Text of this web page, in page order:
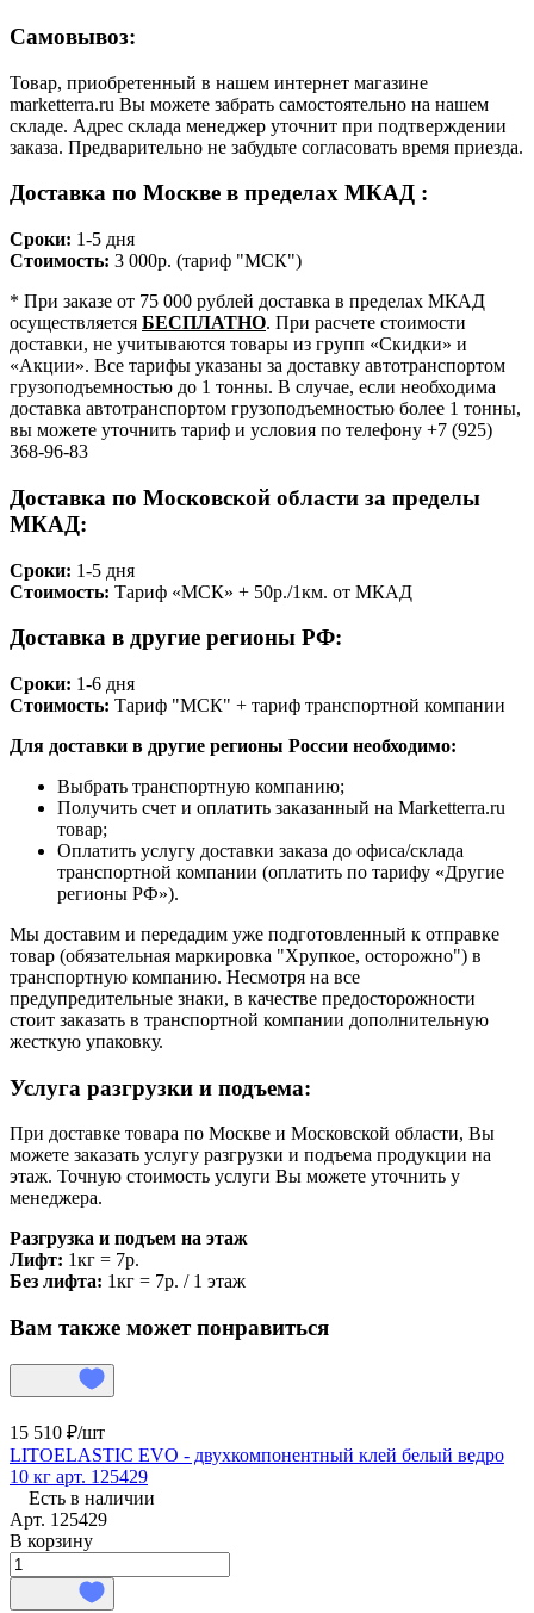
Самовывоз:
Товар, приобретенный в нашем интернет магазине
marketterra.ru Вы можете забрать самостоятельно на нашем
складе. Адрес склада менеджер уточнит при подтверждении
заказа. Предварительно не забудьте согласовать время приезда.
Доставка по Москве в пределах МКАД :
Сроки: 1-5 дня
Стоимость: 3 000р. (тариф "МСК")
* При заказе от 75 000 рублей доставка в пределах МКАД
осуществляется БЕСПЛАТНО. При расчете стоимости
доставки, не учитываются товары из групп «Скидки» и
«Акции». Все тарифы указаны за доставку автотранспортом
грузоподъемностью до 1 тонны. В случае, если необходима
доставка автотранспортом грузоподъемностью более 1 тонны,
вы можете уточнить тариф и условия по телефону +7 (925)
368-96-83
Доставка по Московской области за пределы
МКАД:
Сроки: 1-5 дня
Стоимость: Тариф «МСК» + 50р./1км. от МКАД
Доставка в другие регионы РФ:
Сроки: 1-6 дня
Стоимость: Тариф "МСК" + тариф транспортной компании
Для доставки в другие регионы России необходимо:
Выбрать транспортную компанию;
Получить счет и оплатить заказанный на Marketterra.ru
товар;
Оплатить услугу доставки заказа до офиса/склада
транспортной компании (оплатить по тарифу «Другие
регионы РФ»).
Мы доставим и передадим уже подготовленный к отправке
товар (обязательная маркировка "Хрупкое, осторожно") в
транспортную компанию. Несмотря на все
предупредительные знаки, в качестве предосторожности
стоит заказать в транспортной компании дополнительную
жесткую упаковку.
Услуга разгрузки и подъема:
При доставке товара по Москве и Московской области, Вы
можете заказать услугу разгрузки и подъема продукции на
этаж. Точную стоимость услуги Вы можете уточнить у
менеджера.
Разгрузка и подъем на этаж
Лифт: 1кг = 7р.
Без лифта: 1кг = 7р. / 1 этаж
Вам также может понравиться
15 510 ₽/шт
LITOELASTIC EVO - двухкомпонентный клей белый ведро
10 кг арт. 125429
Есть в наличии
Арт. 125429
В корзину